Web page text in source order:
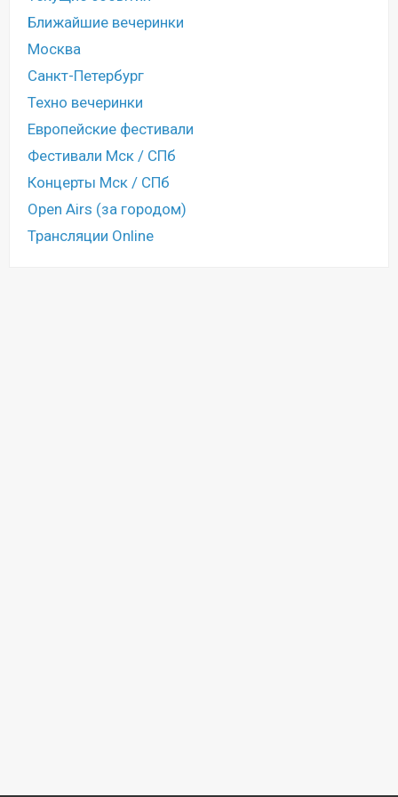
Ближайшие вечеринки
Москва
Санкт-Петербург
Техно вечеринки
Европейские фестивали
Фестивали Мск / СПб
Концерты Мск / СПб
Open Airs (за городом)
Трансляции Online